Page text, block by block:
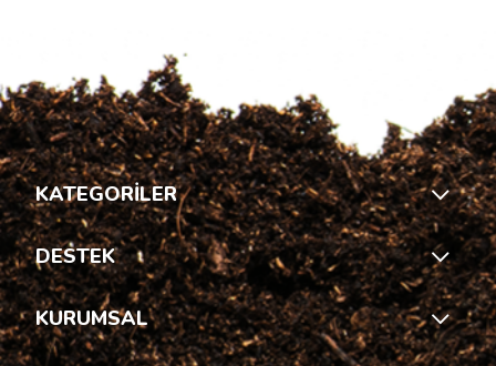
KATEGORİLER
DESTEK
KURUMSAL